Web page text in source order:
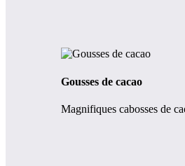
Gousses de cacao
Magnifiques cabosses de